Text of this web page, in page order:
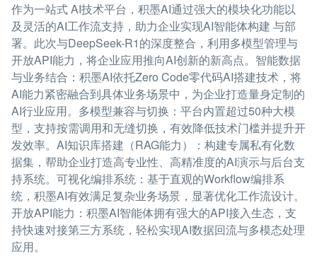
作为一站式 AI技术平台，积墨AI通过强大的模块化功能以
及灵活的AI工作流支持，助力企业实现AI智能体构建 与部
署。此次与DeepSeek-R1的深度整合，利用多模型管理与
开放API能力，将企业应用推向AI创新的新高点。智能数据
与业务结合：积墨AI依托Zero Code零代码AI搭建技术，将
AI能力紧密融合到具体业务场景中，为企业打造量身定制的
AI行业应用。多模型兼容与切换：平台内置超过50种大模
型，支持按需调用和无缝切换，有效降低技术门槛并提升开
发效率。AI知识库搭建（RAG能力）：构建专属私有化数
据集，帮助企业打造高专业性、高精准度的AI演示与后台支
持系统。可视化编排系统：基于直观的Workflow编排系
统，积墨AI有效满足复杂业务场景，显著优化工作流设计。
开放API能力：积墨AI智能体拥有强大的API接入生态，支
持快速对接第三方系统，轻松实现AI数据回流与多模态处理
应用。